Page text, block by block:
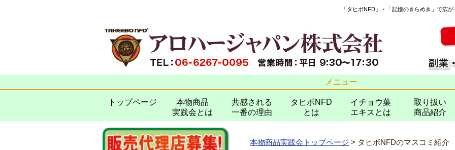
「タヒボNFD」・「記憶のきらめき」で広
メニュー
トップページ
本物商品
実践会とは
共感される
一番の理由
タヒボNFD
とは
イチョウ葉
エキスとは
取り扱い
商品紹介
本物商品実践会トップページ > タヒボNFDのマスコミ紹介